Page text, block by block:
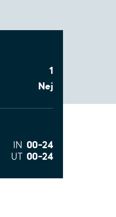
1
Nej
IN 00–24
UT 00–24